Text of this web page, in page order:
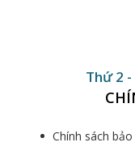
Thứ 2
Chính sách